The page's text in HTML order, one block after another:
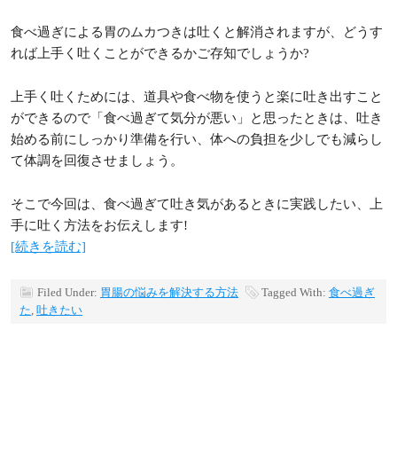
食べ過ぎによる胃のムカつきは吐くと解消されますが、どうす
れば上手く吐くことができるかご存知でしょうか?
上手く吐くためには、道具や食べ物を使うと楽に吐き出すこと
ができるので「食べ過ぎて気分が悪い」と思ったときは、吐き
始める前にしっかり準備を行い、体への負担を少しでも減らし
て体調を回復させましょう。
そこで今回は、食べ過ぎて吐き気があるときに実践したい、上
手に吐く方法をお伝えします!
[続きを読む]
Filed Under: 胃腸の悩みを解決する方法 Tagged With: 食べ過ぎ
た, 吐きたい